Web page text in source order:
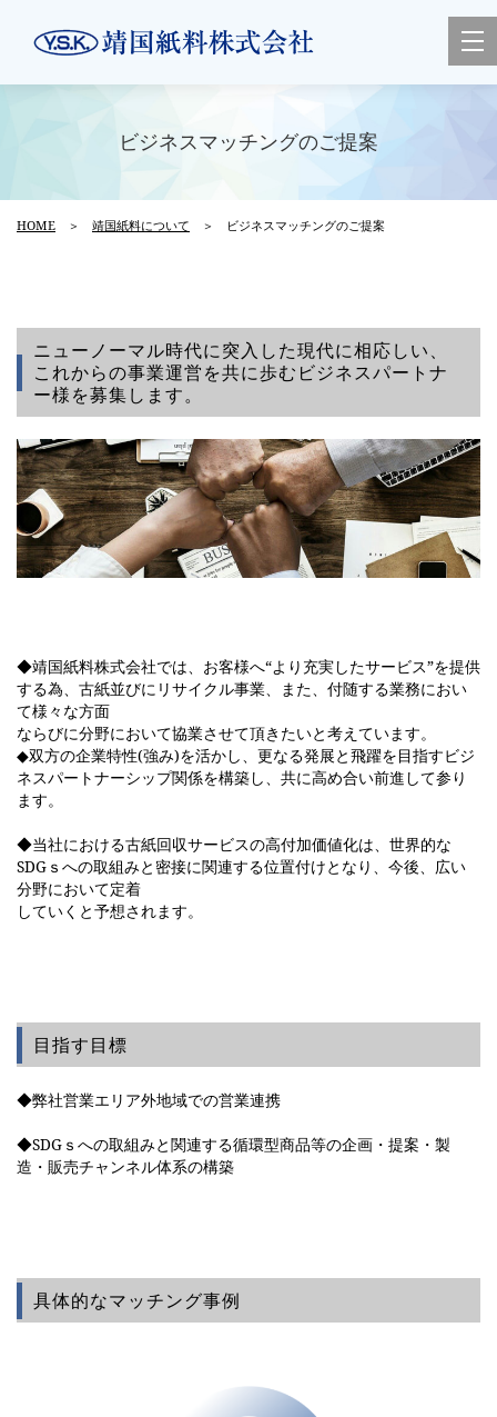
ビジネスマッチングのご提案
HOME ＞ 靖国紙料について ＞ ビジネスマッチングのご提案
ニューノーマル時代に突入した現代に相応しい、
これからの事業運営を共に歩むビジネスパートナ
ー様を募集します。
◆靖国紙料株式会社では、お客様へ“より充実したサービス”を提供
する為、古紙並びにリサイクル事業、また、付随する業務におい
て様々な方面
ならびに分野において協業させて頂きたいと考えています。
◆双方の企業特性(強み)を活かし、更なる発展と飛躍を目指すビジ
ネスパートナーシップ関係を構築し、共に高め合い前進して参り
ます。
◆当社における古紙回収サービスの高付加価値化は、世界的な
SDGｓへの取組みと密接に関連する位置付けとなり、今後、広い
分野において定着
していくと予想されます。
目指す目標
◆弊社営業エリア外地域での営業連携
◆SDGｓへの取組みと関連する循環型商品等の企画・提案・製
造・販売チャンネル体系の構築
具体的なマッチング事例